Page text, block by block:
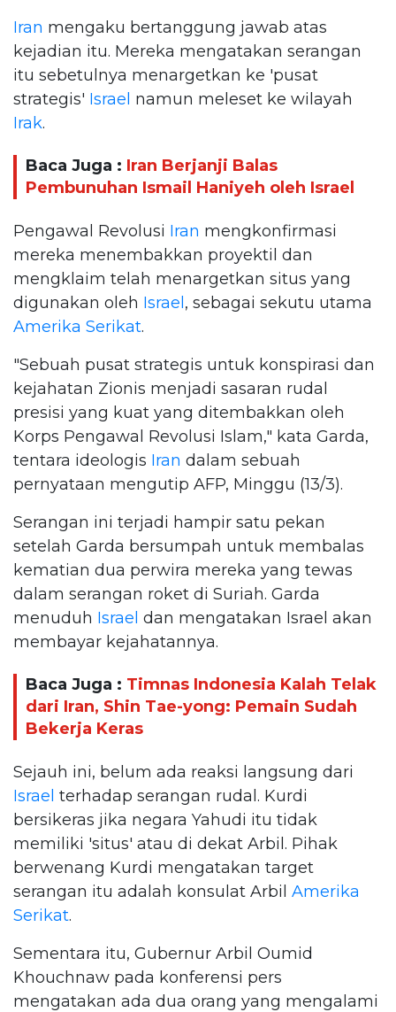
Iran mengaku bertanggung jawab atas
kejadian itu. Mereka mengatakan serangan
itu sebetulnya menargetkan ke 'pusat
strategis' Israel namun meleset ke wilayah
Irak.
Baca Juga : Iran Berjanji Balas
Pembunuhan Ismail Haniyeh oleh Israel
Pengawal Revolusi Iran mengkonfirmasi
mereka menembakkan proyektil dan
mengklaim telah menargetkan situs yang
digunakan oleh Israel , sebagai sekutu utama
Amerika Serikat.
"Sebuah pusat strategis untuk konspirasi dan
kejahatan Zionis menjadi sasaran rudal
presisi yang kuat yang ditembakkan oleh
Korps Pengawal Revolusi Islam," kata Garda,
tentara ideologis Iran dalam sebuah
pernyataan mengutip AFP, Minggu (13/3).
Serangan ini terjadi hampir satu pekan
setelah Garda bersumpah untuk membalas
kematian dua perwira mereka yang tewas
dalam serangan roket di Suriah. Garda
menuduh Israel dan mengatakan Israel akan
membayar kejahatannya.
Baca Juga : Timnas Indonesia Kalah Telak
dari Iran, Shin Tae-yong: Pemain Sudah
Bekerja Keras
Sejauh ini, belum ada reaksi langsung dari
Israel terhadap serangan rudal. Kurdi
bersikeras jika negara Yahudi itu tidak
memiliki 'situs' atau di dekat Arbil. Pihak
berwenang Kurdi mengatakan target
serangan itu adalah konsulat Arbil Amerika
Serikat.
Sementara itu, Gubernur Arbil Oumid
Khouchnaw pada konferensi pers
mengatakan ada dua orang yang mengalami